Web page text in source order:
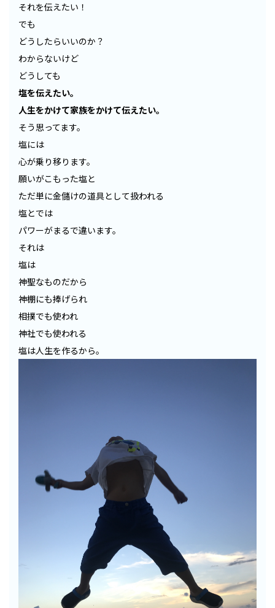
それを伝えたい！
でも
どうしたらいいのか？
わからないけど
どうしても
塩を伝えたい。
人生をかけて家族をかけて伝えたい。
そう思ってます。
塩には
心が乗り移ります。
願いがこもった塩と
ただ単に金儲けの道具として扱われる
塩とでは
パワーがまるで違います。
それは
塩は
神聖なものだから
神棚にも捧げられ
相撲でも使われ
神社でも使われる
塩は人生を作るから。